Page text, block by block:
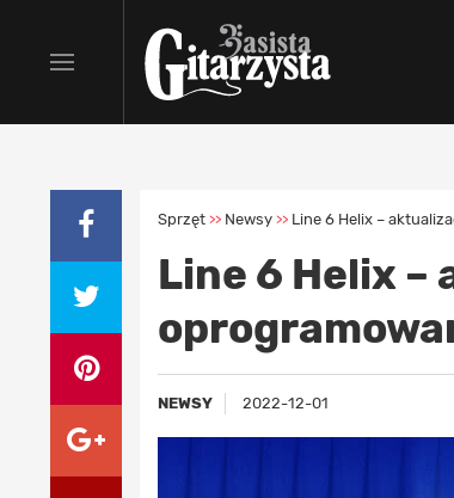
Sprzęt >> Newsy >> Line 6 Helix –
Line 6 Helix
NEWSY 2022-12-01